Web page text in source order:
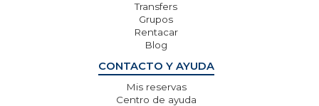
Transfers
Grupos
Rentacar
Blog
CONTACTO Y AYUDA
Mis reservas
Centro de ayuda